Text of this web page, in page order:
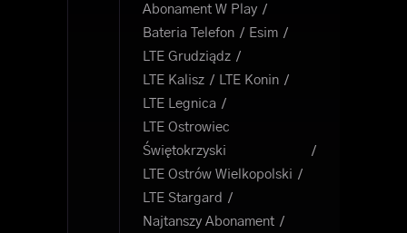
Abonament W Play
Bateria Telefon
Esim
LTE Grudziądz
LTE Kalisz
LTE Konin
LTE Legnica
LTE Ostrowiec
Świętokrzyski
LTE Ostrów Wielkopolski
LTE Stargard
Najtanszy Abonament